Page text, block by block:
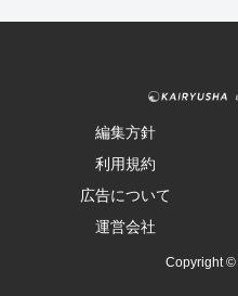
編集方針
利用規約
広告について
運営会社
Copyright ©